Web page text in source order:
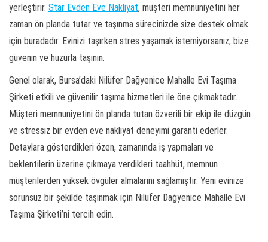
yerleştirir. Star Evden Eve Nakliyat, müşteri memnuniyetini her
zaman ön planda tutar ve taşınma sürecinizde size destek olmak
için buradadır. Evinizi taşırken stres yaşamak istemiyorsanız, bize
güvenin ve huzurla taşının.
Genel olarak, Bursa’daki Nilüfer Dağyenice Mahalle Evi Taşıma
Şirketi etkili ve güvenilir taşıma hizmetleri ile öne çıkmaktadır.
Müşteri memnuniyetini ön planda tutan özverili bir ekip ile düzgün
ve stressiz bir evden eve nakliyat deneyimi garanti ederler.
Detaylara gösterdikleri özen, zamanında iş yapmaları ve
beklentilerin üzerine çıkmaya verdikleri taahhüt, memnun
müşterilerden yüksek övgüler almalarını sağlamıştır. Yeni evinize
sorunsuz bir şekilde taşınmak için Nilüfer Dağyenice Mahalle Evi
Taşıma Şirketi’ni tercih edin.